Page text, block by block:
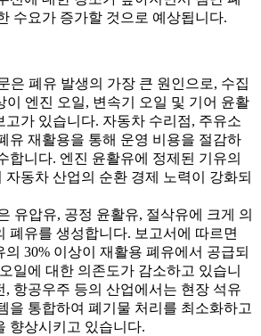
수요가 증가할 것으로 예상됩니다.
은 폐유 발생의 가장 큰 원인으로, 수집
이 엔진 오일, 변속기 오일 및 기어 윤활
고가 있습니다. 자동차 수리점, 주유소
유 재활용을 통해 운영 비용을 절감하
합니다. 엔진 윤활유에 정제된 기유의
동차 산업의 순환 경제 노력이 강화되
유압유, 공정 윤활유, 절삭유에 크게 의
폐유를 생성합니다. 보고서에 따르면
30% 이상이 재활용 폐유에서 공급되
일에 대한 의존도가 감소하고 있습니
, 항공우주 등의 산업에서는 현장 석유
을 통합하여 폐기물 처리를 최소화하고
향상시키고 있습니다.